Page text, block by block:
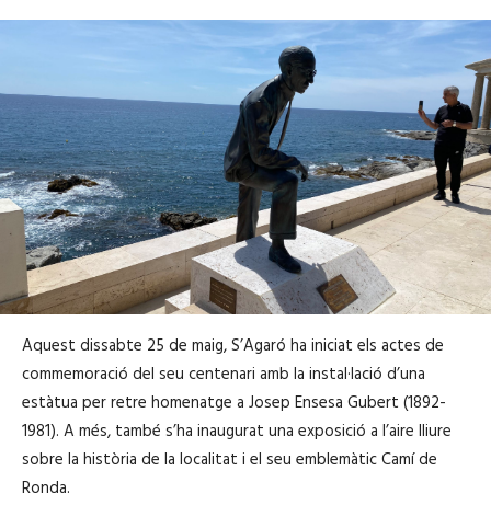
Aquest dissabte 25 de maig, S’Agaró ha iniciat els actes de
commemoració del seu centenari amb la instal·lació d’una
estàtua per retre homenatge a Josep Ensesa Gubert (1892-
1981). A més, també s’ha inaugurat una exposició a l’aire lliure
sobre la història de la localitat i el seu emblemàtic Camí de
Ronda.